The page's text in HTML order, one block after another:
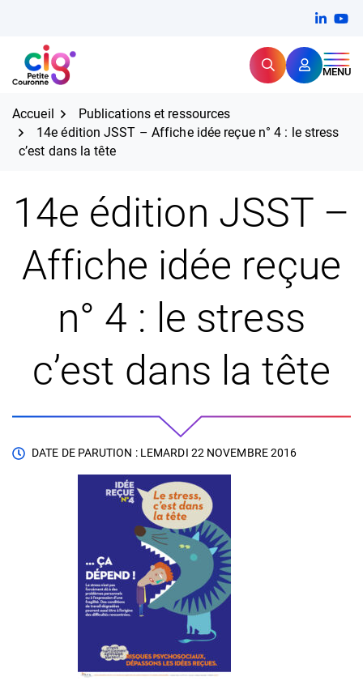
contenu
CIG Petite Couronne RechercherMENU
Expertise et proximité pour
Accueil
Publications et ressources
14e édition JSST – Affiche idée reçue n° 4 : le stress
c’est dans la tête
14e édition JSST –
Affiche idée reçue
n° 4 : le stress
c’est dans la tête
DATE DE PARUTION : LEMARDI 22 NOVEMBRE 2016